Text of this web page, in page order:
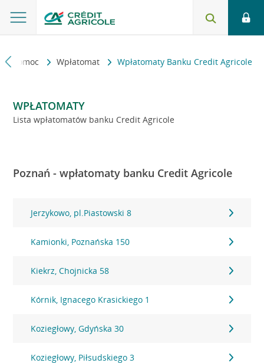
i pomoc Wpłatomat Wpłatomaty Banku Credit Agricole
WPŁATOMATY
Lista wpłatomatów banku Credit Agricole
Poznań - wpłatomaty banku Credit Agricole
Jerzykowo, pl.Piastowski 8
Kamionki, Poznańska 150
Kiekrz, Chojnicka 58
Kórnik, Ignacego Krasickiego 1
Koziegłowy, Gdyńska 30
Koziegłowy, Piłsudskiego 3